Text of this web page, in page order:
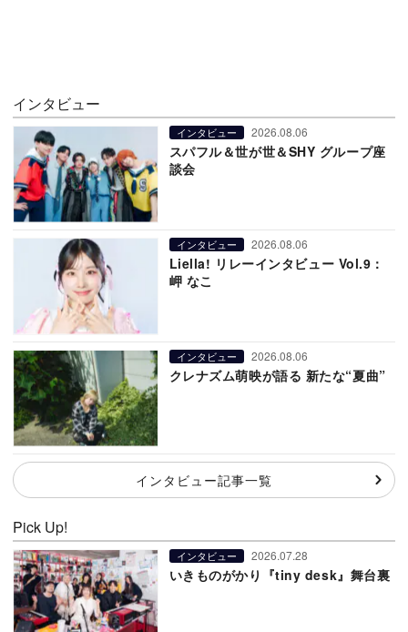
インタビュー
インタビュー 2026.08.06
スパフル＆世が世＆SHY グループ座
談会
インタビュー 2026.08.06
Liella! リレーインタビュー Vol.9：
岬 なこ
インタビュー 2026.08.06
クレナズム萌映が語る 新たな“夏曲”
インタビュー記事一覧
Pick Up!
インタビュー 2026.07.28
いきものがかり『tiny desk』舞台裏